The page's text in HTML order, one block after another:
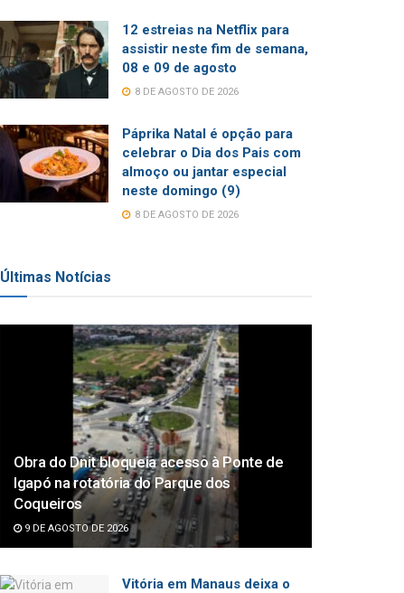
12 estreias na Netflix para
assistir neste fim de semana,
08 e 09 de agosto
8 DE AGOSTO DE 2026
Páprika Natal é opção para
celebrar o Dia dos Pais com
almoço ou jantar especial
neste domingo (9)
8 DE AGOSTO DE 2026
Últimas Notícias
Obra do Dnit bloqueia acesso à Ponte de
Igapó na rotatória do Parque dos
Coqueiros
9 DE AGOSTO DE 2026
Vitória em Manaus deixa o